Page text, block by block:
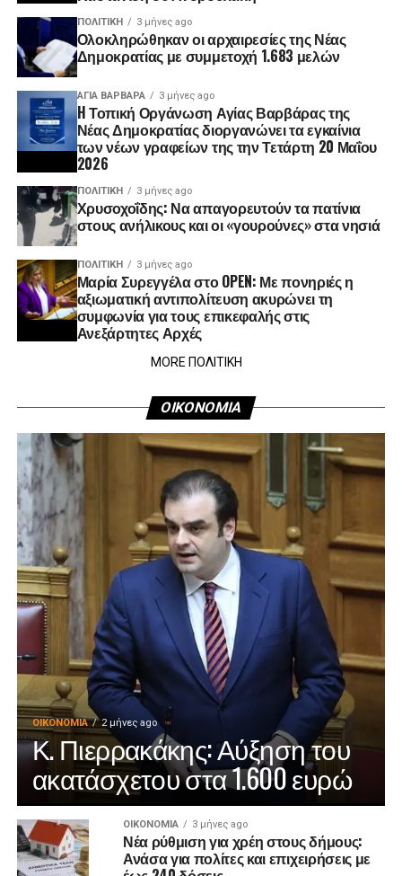
ΠΟΛΙΤΙΚΉ 3 μήνες ago
Ολοκληρώθηκαν οι αρχαιρεσίες της Νέας
Δημοκρατίας με συμμετοχή 1.683 μελών
ΑΓΙΑ ΒΑΡΒΑΡΑ 3 μήνες ago
H Τοπική Οργάνωση Αγίας Βαρβάρας της
Νέας Δημοκρατίας διοργανώνει τα εγκαίνια
των νέων γραφείων της την Τετάρτη 20 Μαΐου
2026
ΠΟΛΙΤΙΚΉ 3 μήνες ago
Χρυσοχοΐδης: Να απαγορευτούν τα πατίνια
στους ανήλικους και οι «γουρούνες» στα νησιά
ΠΟΛΙΤΙΚΉ 3 μήνες ago
Μαρία Συρεγγέλα στο OPEN: Με πονηριές η
αξιωματική αντιπολίτευση ακυρώνει τη
συμφωνία για τους επικεφαλής στις
Ανεξάρτητες Αρχές
MORE ΠΟΛΙΤΙΚΗ
ΟΙΚΟΝΟΜΙΑ
ΟΙΚΟΝΟΜΊΑ 2 μήνες ago
Κ. Πιερρακάκης: Αύξηση του
ακατάσχετου στα 1.600 ευρώ
ΟΙΚΟΝΟΜΊΑ 3 μήνες ago
Νέα ρύθμιση για χρέη στους δήμους:
Ανάσα για πολίτες και επιχειρήσεις με